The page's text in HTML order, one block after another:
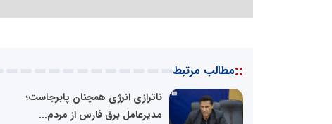
::مطالب مرتبط
ناترازی انرژی همچنان پابرجاست؛
مدیرعامل برق فارس از مردم...